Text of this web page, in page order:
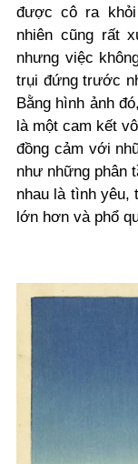
được cô ra
nhiên cũng rất
nhưng việc
trụi đứng trước
Bằng hình ảnh
là một cam kết
đồng cảm với
như những phân
nhau là tình yêu,
lớn hơn và phổ